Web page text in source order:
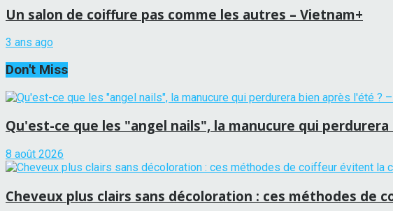
Un salon de coiffure pas comme les autres – Vietnam+
3 ans ago
Don't Miss
Qu'est-ce que les "angel nails", la manucure qui
8 août 2026
Cheveux plus clairs sans décoloration : ces méthodes de